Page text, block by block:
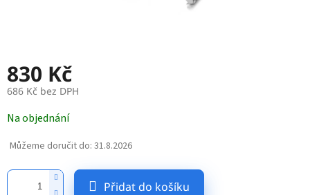
830 Kč
686 Kč bez DPH
cena:
Na objednání
Můžeme doručit do: 31.8.2026
Přidat do košíku